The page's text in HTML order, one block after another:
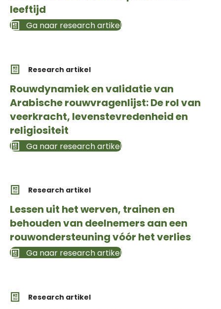
leeftijd
Ga naar research artikel
Research artikel
Rouwdynamiek en validatie van
Arabische rouwvragenlijst: De rol van
veerkracht, levenstevredenheid en
religiositeit
Ga naar research artikel
Research artikel
Lessen uit het werven, trainen en
behouden van deelnemers aan een
rouwondersteuning vóór het verlies
Ga naar research artikel
Research artikel